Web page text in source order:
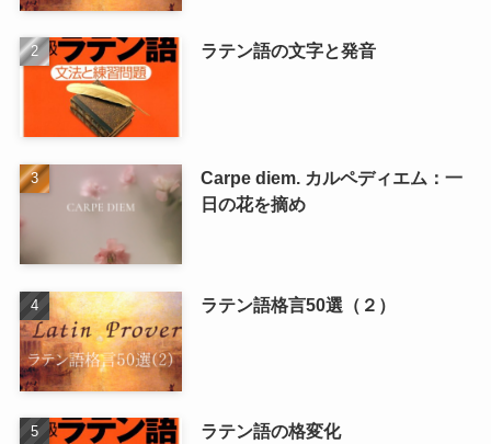
ラテン語の文字と発音
Carpe diem. カルペディエム：一
日の花を摘め
ラテン語格言50選（２）
ラテン語の格変化